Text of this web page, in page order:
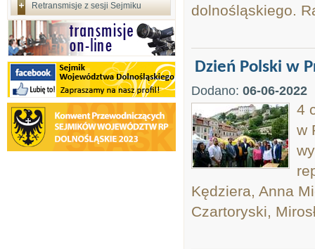
Retransmisje z sesji Sejmiku
dolnośląskiego.
Dzień Polski w
Dodano: 06-06-2022
4
w
Kędziera, Anna
Czartoryski,